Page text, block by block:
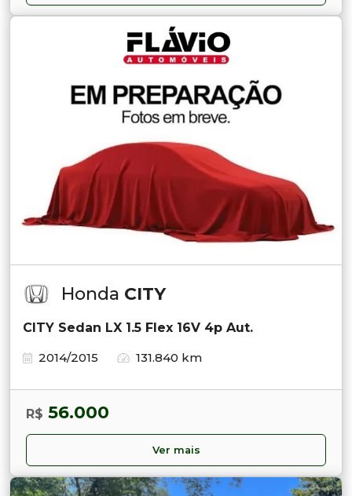
Honda CITY
CITY Sedan LX 1.5 Flex 16V 4p Aut.
2014/2015
131.840 km
R$ 56.000
Ver mais